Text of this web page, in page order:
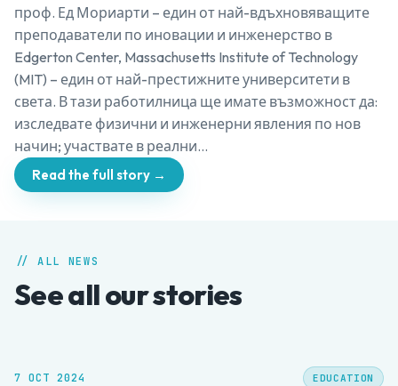
проф. Ед Мориарти – един от най-вдъхновяващите
преподаватели по иновации и инженерство в
Edgerton Center, Massachusetts Institute of Technology
(MIT) – един от най-престижните университети в
света. В тази работилница ще имате възможност да:
изследвате физични и инженерни явления по нов
начин; участвате в реални…
Read the full story →
// ALL NEWS
See all our stories
7 OCT 2024 EDUCATION